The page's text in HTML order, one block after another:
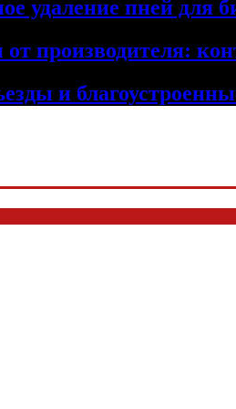
удаление пней для
производителя:
и